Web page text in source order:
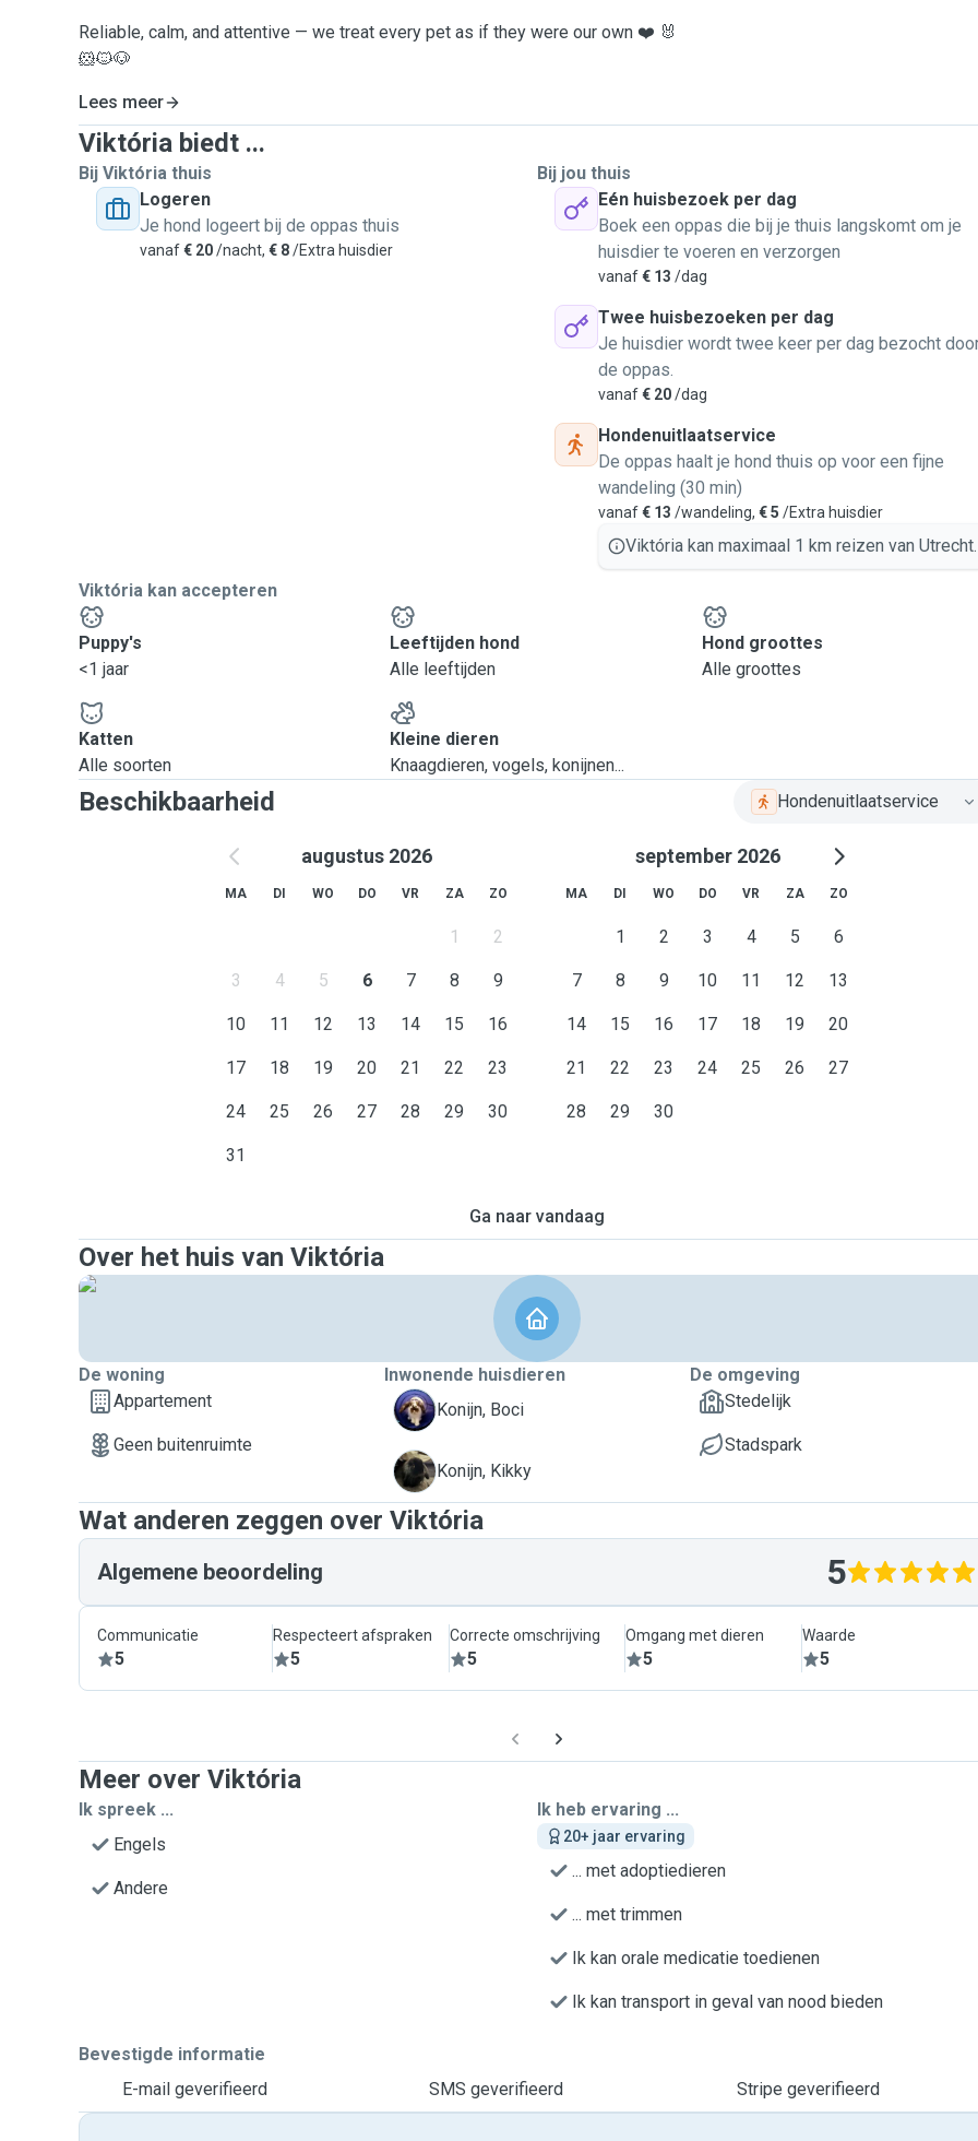
Reliable, calm, and attentive — we treat every pet as if they were our own ❤️ 🐰
🐹🐱🐶
Lees meer
Viktória biedt ...
Bij Viktória thuis
Logeren
Je hond logeert bij de oppas thuis
vanaf€ 20/nacht, € 8/Extra huisdier
Bij jou thuis
Eén huisbezoek per dag
Boek een oppas die bij je thuis langskomt om je
huisdier te voeren en verzorgen
vanaf€ 13 /dag
Twee huisbezoeken per dag
Je huisdier wordt twee keer per dag bezocht
de oppas.
vanaf€ 20/dag
Hondenuitlaatservice
De oppas haalt je hond thuis op voor een fijne
wandeling (30 min)
vanaf€ 13 /wandeling, € 5 /Extra huisdier
Viktória kan maximaal 1 km reizen van Utrecht.
Viktória kan accepteren
Puppy's
<1 jaar
Leeftijden hond
Alle leeftijden
Hond groottes
Alle groottes
Katten
Alle soorten
Kleine dieren
Knaagdieren, vogels, konijnen...
Beschikbaarheid Hondenuitlaatservice
augustus 2026
MA DI WO DO VR ZA ZO
1 2
3 4 5 6 7 8 9
10 11 12 13 14 15 16
17 18 19 20 21 22 23
24 25 26 27 28 29 30
31
september 2026
MA DI WO DO VR ZA ZO
1 2 3 4 5 6
7 8 9 10 11 12 13
14 15 16 17 18 19 20
21 22 23 24 25 26 27
28 29 30
Ga naar vandaag
Over het huis van Viktória
De woning
Appartement
Geen buitenruimte
Inwonende huisdieren
B
Konijn, Boci
K Konijn, Kikky
De omgeving
Stedelijk
Stadspark
Wat anderen zeggen over Viktória
Algemene beoordeling 5
Communicatie
5
Respecteert afspraken
5
Correcte omschrijving
5
Omgang met dieren
5
Waarde
5
Meer over Viktória
Ik spreek ...
Engels
Andere
Ik heb ervaring ...
20+ jaar ervaring
... met adoptiedieren
... met trimmen
Ik kan orale medicatie toedienen
Ik kan transport in geval van nood bieden
Bevestigde informatie
E-mail geverifieerd
SMS geverifieerd Stripe geverifieerd